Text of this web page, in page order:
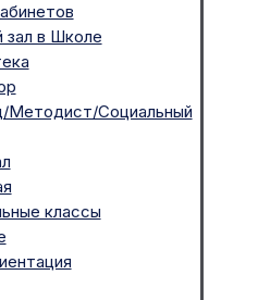
зал в Школе
Методист/Социальный
классы